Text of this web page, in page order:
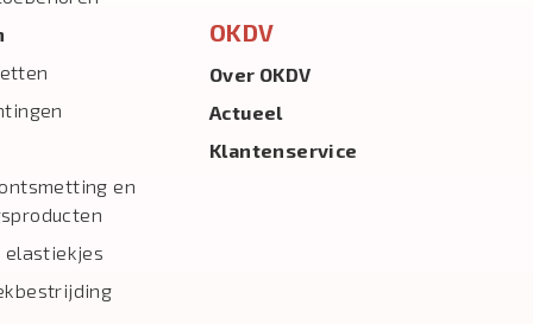
en
elastiekjes
OKDV
Over OKDV
Actueel
Klantenservice